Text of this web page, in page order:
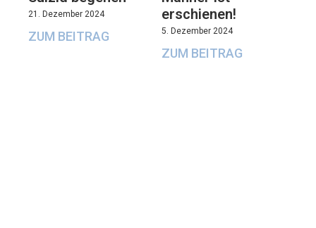
21. Dezember 2024
ZUM BEITRAG
erschienen!
5. Dezember 2024
ZUM BEITRAG